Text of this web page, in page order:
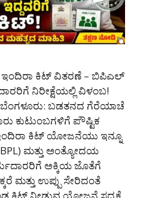
ಇಂದಿರಾ ಕಿಟ್ ವಿತರಣೆ – ಬಿಪಿಎಲ್
ನಿರೀಕ್ಷೆಯಲ್ಲಿ ವಿಳಂಬ!
ಬಡತನದ ಗೆರೆಯಾಚೆ
ಕುಟುಂಬಗಳಿಗೆ ಪೌಷ್ಟಿಕ
ಕಿಟ್ ಯೋಜನೆಯು ಇನ್ನೂ
ಮತ್ತು ಅಂತ್ಯೋದಯ
ಅಕ್ಕಿಯ ಜೊತೆಗೆ
ಮತ್ತು ಉಪ್ಪು ಸೇರಿದಂತೆ